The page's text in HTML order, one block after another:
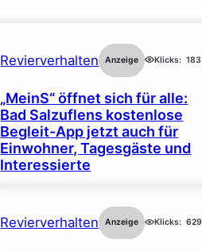
Revierverhalten Anzeige Klicks: 183
„MeinS“ öffnet sich für alle:
Bad Salzuflens kostenlose
Begleit-App jetzt auch für
Einwohner, Tagesgäste und
Interessierte
Revierverhalten Anzeige Klicks: 629